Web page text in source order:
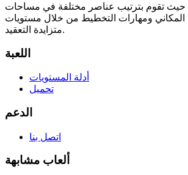
حيث تقوم بترتيب عناصر مختلفة في مساحات
المكاني ومهارات التخطيط من خلال مستويات
متزايدة التعقيد.
اللعبة
أدلة المستويات
تحميل
الدعم
اتصل بنا
ألعاب مشابهة